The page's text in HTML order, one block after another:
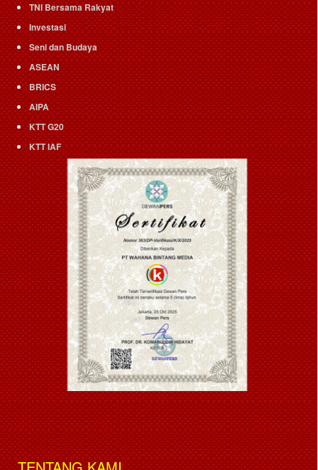
TNI Bersama Rakyat
Investasi
Seni dan Budaya
ASEAN
BRICS
AIPA
KTT G20
KTT IAF